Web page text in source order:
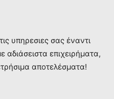
υπηρεσιες σας έναντι
επιχειρήματα,
αποτελέσματα!